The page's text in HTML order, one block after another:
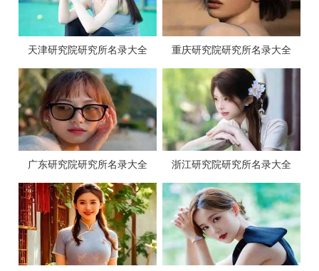
天津研究院研究所名录大全 重庆研究院研究所名录大全
广东研究院研究所名录大全 浙江研究院研究所名录大全